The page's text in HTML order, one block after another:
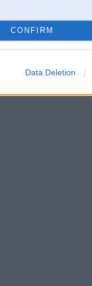
CONFIRM
Data Deletion